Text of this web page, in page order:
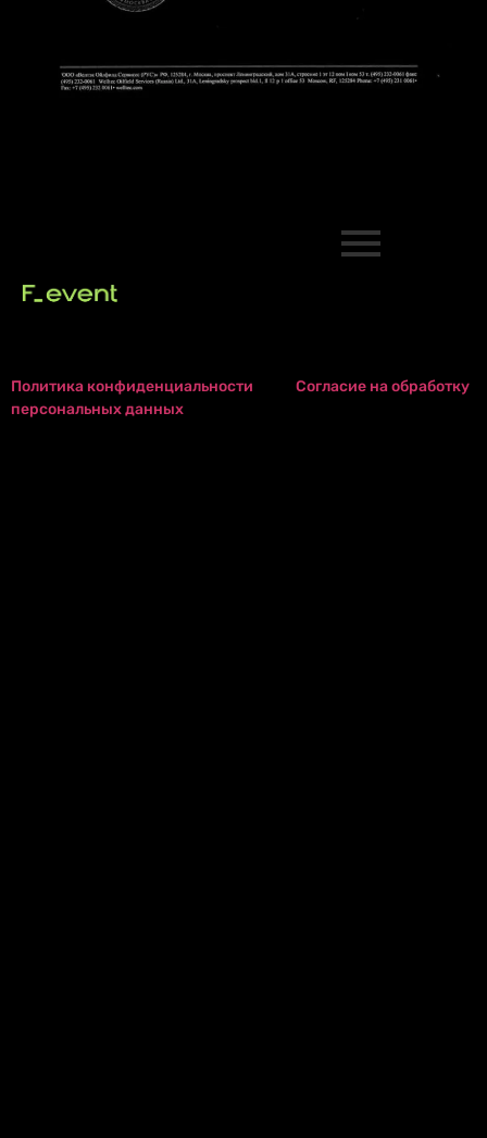
Политика конфиденциальности
Согласие на обработку
персональных данных